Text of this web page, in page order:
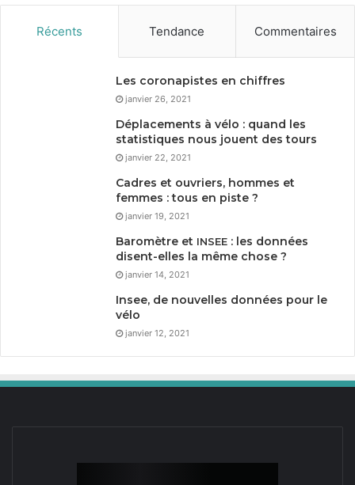
Récents Tendance Commentaires
Les coronapistes en chiffres
janvier 26, 2021
Déplacements à vélo : quand les
statistiques nous jouent des tours
janvier 22, 2021
Cadres et ouvriers, hommes et
femmes : tous en piste ?
janvier 19, 2021
Baromètre et INSEE : les données
disent-elles la même chose ?
janvier 14, 2021
Insee, de nouvelles données pour le
vélo
janvier 12, 2021